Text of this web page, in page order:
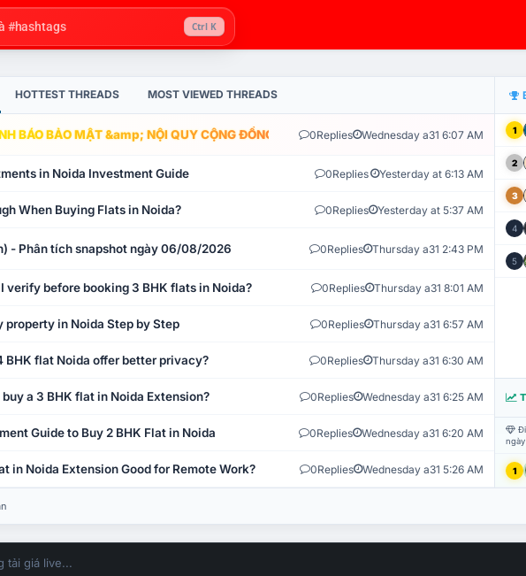
Ctrl K
HOTTEST THREADS MOST VIEWED THREADS
BÁO BẢO MẬT &amp; NỘI QUY CỘNG ĐỒNG VLIKE.VN: HỆ THỐNG GIÁM SÁT TỰ
0Replies Wednesday a31 6:07 AM
in Noida Investment Guide 0Replies Yesterday at 6:13 AM
When Buying Flats in Noida? 0Replies Yesterday at 5:37 AM
- Phân tích snapshot ngày 06/08/2026 0Replies Thursday a31 2:43 PM
verify before booking 3 BHK flats in Noida? 0Replies Thursday a31 8:01 AM
property in Noida Step by Step 0Replies Thursday a31 6:57 AM
BHK flat Noida offer better privacy? 0Replies Thursday a31 6:30 AM
a 3 BHK flat in Noida Extension? 0Replies Wednesday a31 6:25 AM
Guide to Buy 2 BHK Flat in Noida 0Replies Wednesday a31 6:20 AM
in Noida Extension Good for Remote Work? 0Replies Wednesday a31 5:26 AM
1
2
3
4
5
1
tải giá live...